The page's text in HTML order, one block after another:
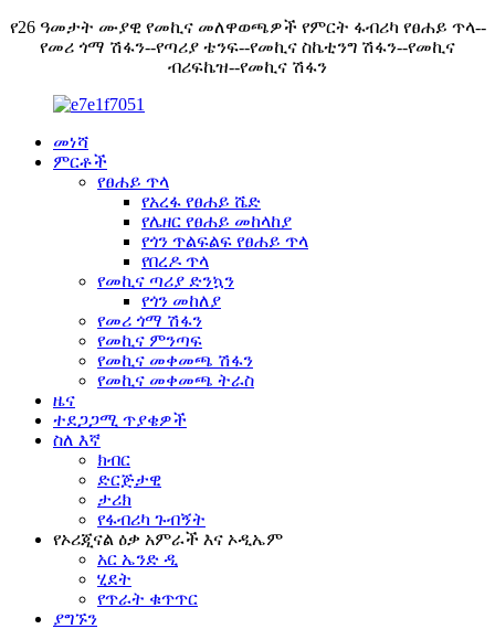
የ26 ዓመታት ሙያዊ የመኪና መለዋወጫዎች የምርት ፋብሪካ የፀሐይ ጥላ--
የመሪ ጎማ ሽፋን--የጣሪያ ቴንፍ--የመኪና ስኬቲንግ ሽፋን--የመኪና
ብሪፍኬዝ--የመኪና ሽፋን
መነሻ
ምርቶች
የፀሐይ ጥላ
የአረፋ የፀሐይ ሼድ
የሌዘር የፀሐይ መከላከያ
የጎን ጥልፍልፍ የፀሐይ ጥላ
የበረዶ ጥላ
የመኪና ጣሪያ ድንኳን
የጎን መከለያ
የመሪ ጎማ ሽፋን
የመኪና ምንጣፍ
የመኪና መቀመጫ ሽፋን
የመኪና መቀመጫ ትራስ
ዜና
ተደጋጋሚ ጥያቄዎች
ስለ እኛ
ክብር
ድርጅታዊ
ታሪክ
የፋብሪካ ጉብኝት
የኦሪጂናል ዕቃ አምራች እና ኦዲኤም
አር ኤንድ ዲ
ሂደት
የጥራት ቁጥጥር
ያግኙን